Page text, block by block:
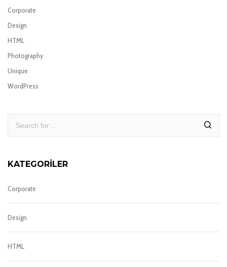
Corporate
Design
HTML
Photography
Unique
WordPress
KATEGORILER
Corporate
Design
HTML